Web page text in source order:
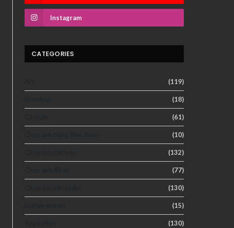
Instagram
CATEGORIES
(119)
(18)
(61)
(10)
(132)
(77)
(130)
(15)
(130)